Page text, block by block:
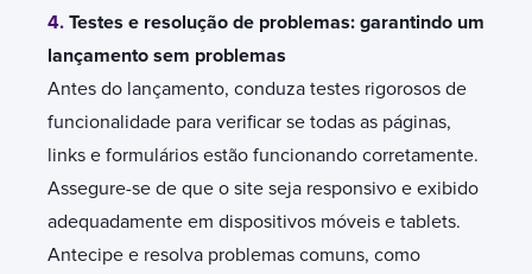
4. Testes e resolução de problemas: garantindo um
lançamento sem problemas
Antes do lançamento, conduza testes rigorosos de
funcionalidade para verificar se todas as páginas,
links e formulários estão funcionando corretamente.
Assegure-se de que o site seja responsivo e exibido
adequadamente em dispositivos móveis e tablets.
Antecipe e resolva problemas comuns, como